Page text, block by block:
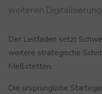
weiteren
Der Leitfaden setzt
weitere strategische
Meßstetten.
Die ursprüngliche